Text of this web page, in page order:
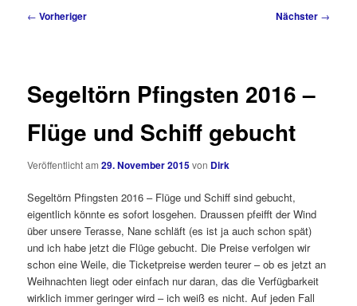
Beitragsnavigation
← Vorheriger Nächster →
Segeltörn Pfingsten 2016 –
Flüge und Schiff gebucht
Veröffentlicht am29. November 2015von Dirk
Segeltörn Pfingsten 2016 – Flüge und Schiff sind gebucht,
eigentlich könnte es sofort losgehen. Draussen pfeifft der Wind
über unsere Terasse, Nane schläft (es ist ja auch schon spät)
und ich habe jetzt die Flüge gebucht. Die Preise verfolgen wir
schon eine Weile, die Ticketpreise werden teurer – ob es jetzt an
Weihnachten liegt oder einfach nur daran, das die Verfügbarkeit
wirklich immer geringer wird – ich weiß es nicht. Auf jeden Fall